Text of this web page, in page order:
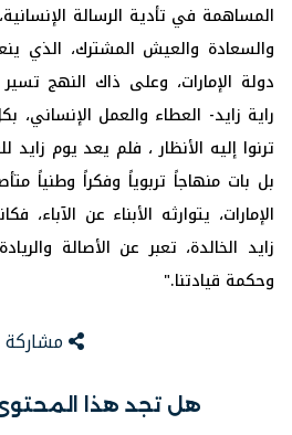
المساهمة في تأدية الرسالة
والسعادة والعيش المشترك، الذي
دولة الإمارات، وعلى ذاك النهج
راية زايد- العطاء والعمل الإنساني،
ترنوا إليه الأنظار ، فلم يعد يوم
بل بات منهاجاً تربوياً وفكراً وطنياً
الإمارات، يتوارثه الأبناء عن
زايد الخالدة، تعبر عن الأصالة
وحكمة قيادتنا."
مشاركة
هل تجد هذا